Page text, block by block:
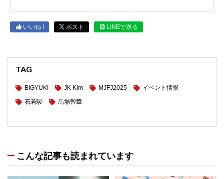
いいね ! ポスト LINEで送る
TAG
BIGYUKI JK Kim MJFJ2025
イベント情報
石若駿
馬場智章
こんな記事も読まれています